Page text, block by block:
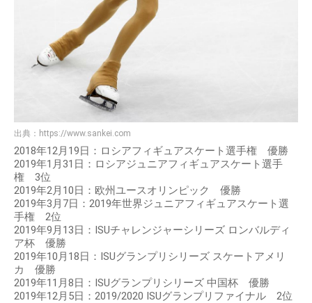
出典： https://www.sankei.com
2018年12月19日：ロシアフィギュアスケート選手権 優勝
2019年1月31日：ロシアジュニアフィギュアスケート選手
権 3位
2019年2月10日：欧州ユースオリンピック 優勝
2019年3月7日：2019年世界ジュニアフィギュアスケート選
手権 2位
2019年9月13日：ISUチャレンジャーシリーズ ロンバルディ
ア杯 優勝
2019年10月18日：ISUグランプリシリーズ スケートアメリ
カ 優勝
2019年11月8日：ISUグランプリシリーズ 中国杯 優勝
2019年12月5日：2019/2020 ISUグランプリファイナル 2位